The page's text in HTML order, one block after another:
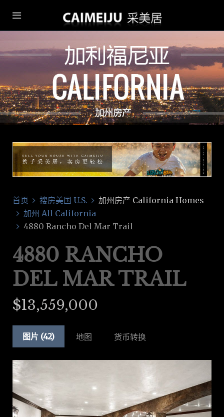
首页 搜房美国 U.S.
加州房产 California Homes
加州 All California
4880 Rancho Del Mar Trail
4880 RANCHO
DEL MAR TRAIL
$13,559,000
图片 (42) 地图 货币转换